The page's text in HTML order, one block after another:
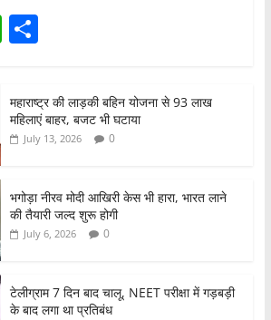
W
s
A
p
S
ar
e
महाराष्ट्र की लाड़की बहिन योजना से 93 लाख
महिलाएं बाहर, बजट भी घटाया
July 13, 2026 0
भगोड़ा नीरव मोदी आखिरी केस भी हारा, भारत लाने
की तैयारी जल्द शुरू होगी
July 6, 2026 0
टेलीग्राम 7 दिन बाद चालू, NEET परीक्षा में गड़बड़ी
के बाद लगा था प्रतिबंध